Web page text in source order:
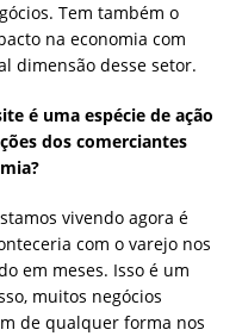
Tem também o
na economia com
dimensão desse setor.
é uma espécie de ação
dos comerciantes
vivendo agora é
com o varejo nos
em meses. Isso é um
muitos negócios
de qualquer forma nos